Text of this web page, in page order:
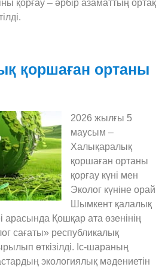
қорғау – әрбір азаматтың ортақ
қоршаған ортаны
2026 жылғы 5
маусым –
Халықаралық
қоршаған ортаны
қорғау күні мен
Эколог күніне орай
Шымкент қалалық
арасында Қошқар ата өзенінің
сағаты» республикалық
өткізілді. Іс-шараның
экологиялық мәдениетін